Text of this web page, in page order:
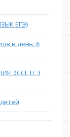
ЕГЭ)
в день: 6
ЭССЕ ЕГЭ